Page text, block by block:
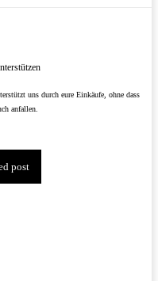
uns durch eure Einkäufe, ohne dass
anfallen.
post